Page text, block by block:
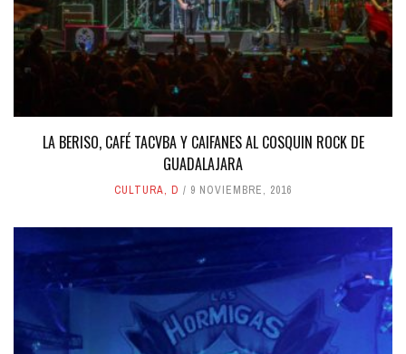
LA BERISO, CAFÉ TACVBA Y CAIFANES AL COSQUIN ROCK DE
GUADALAJARA
CULTURA, D 9 NOVIEMBRE, 2016